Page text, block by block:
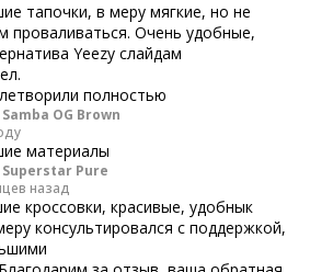
тапочки, в меру мягкие, но не
проваливаться. Очень удобные,
Yeezy слайдам
полностью
OG Brown
материалы
Pure
назад
кроссовки, красивые, удобнык
консультировался с поддержкой,